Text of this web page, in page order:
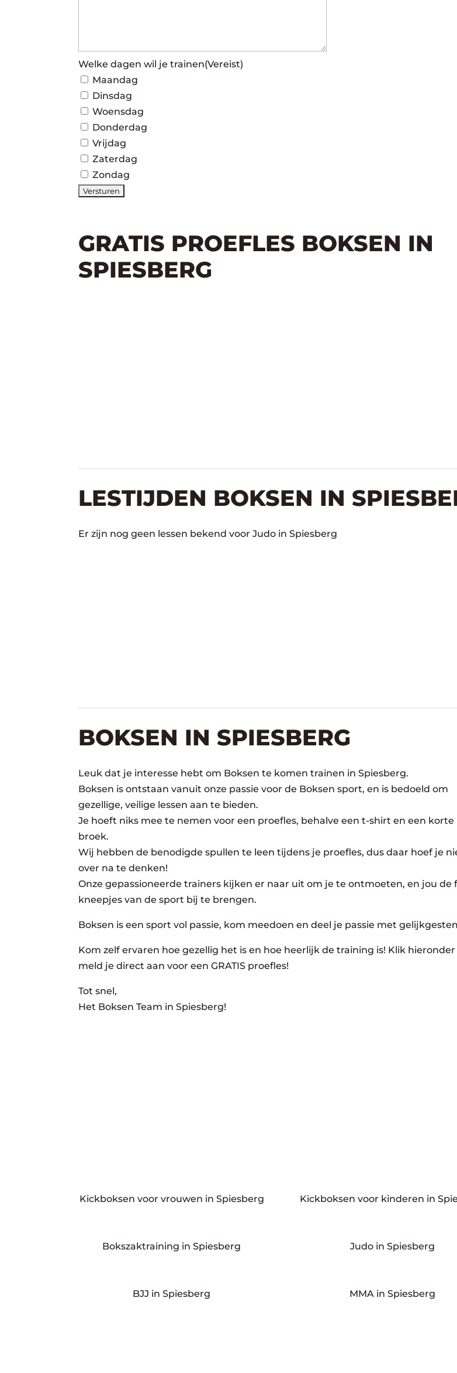
Welke dagen wil je trainen(Vereist)
Maandag
Dinsdag
Woensdag
Donderdag
Vrijdag
Zaterdag
Zondag
GRATIS PROEFLES BOKSEN IN
SPIESBERG
LESTIJDEN BOKSEN IN
Er zijn nog geen lessen bekend voor Judo in Spiesberg
BOKSEN IN SPIESBERG
Leuk dat je interesse hebt om Boksen te komen trainen in Spiesberg.
Boksen is ontstaan vanuit onze passie voor de Boksen sport, en is bedoeld om
gezellige, veilige lessen aan te bieden.
Je hoeft niks mee te nemen voor een proefles, behalve een t-shirt en een korte
broek.
Wij hebben de benodigde spullen te leen tijdens je proefles, dus daar hoef je
over na te denken!
Onze gepassioneerde trainers kijken er naar uit om je te ontmoeten, en jou de
kneepjes van de sport bij te brengen.
Boksen is een sport vol passie, kom meedoen en deel je passie met
Kom zelf ervaren hoe gezellig het is en hoe heerlijk de training is! Klik hieronder
meld je direct aan voor een GRATIS proefles!
Tot snel,
Het Boksen Team in Spiesberg!
Kickboksen voor vrouwen in Spiesberg Kickboksen voor kinderen in
Bokszaktraining in Spiesberg Judo in Spiesberg
BJJ in Spiesberg MMA in Spiesberg